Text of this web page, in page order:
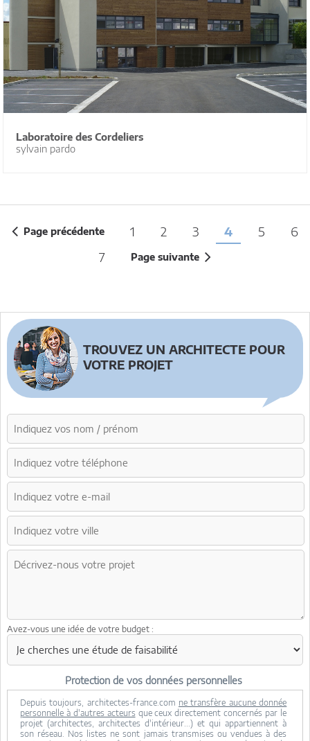
Laboratoire des Cordeliers
sylvain pardo
Page précédente 1 2 3 4 5
6
7
Page suivante
TROUVEZ UN ARCHITECTE POUR
VOTRE PROJET
Avez-vous une idée de votre budget :
Protection de vos données personnelles
Depuis toujours, architectes-france.com ne transfère aucune donnée
personnelle à d'autres acteurs que ceux directement concernés par le
projet (architectes, architectes d'intérieur...) et qui appartiennent à
son réseau. Nos listes ne sont jamais transmises ou vendues à des